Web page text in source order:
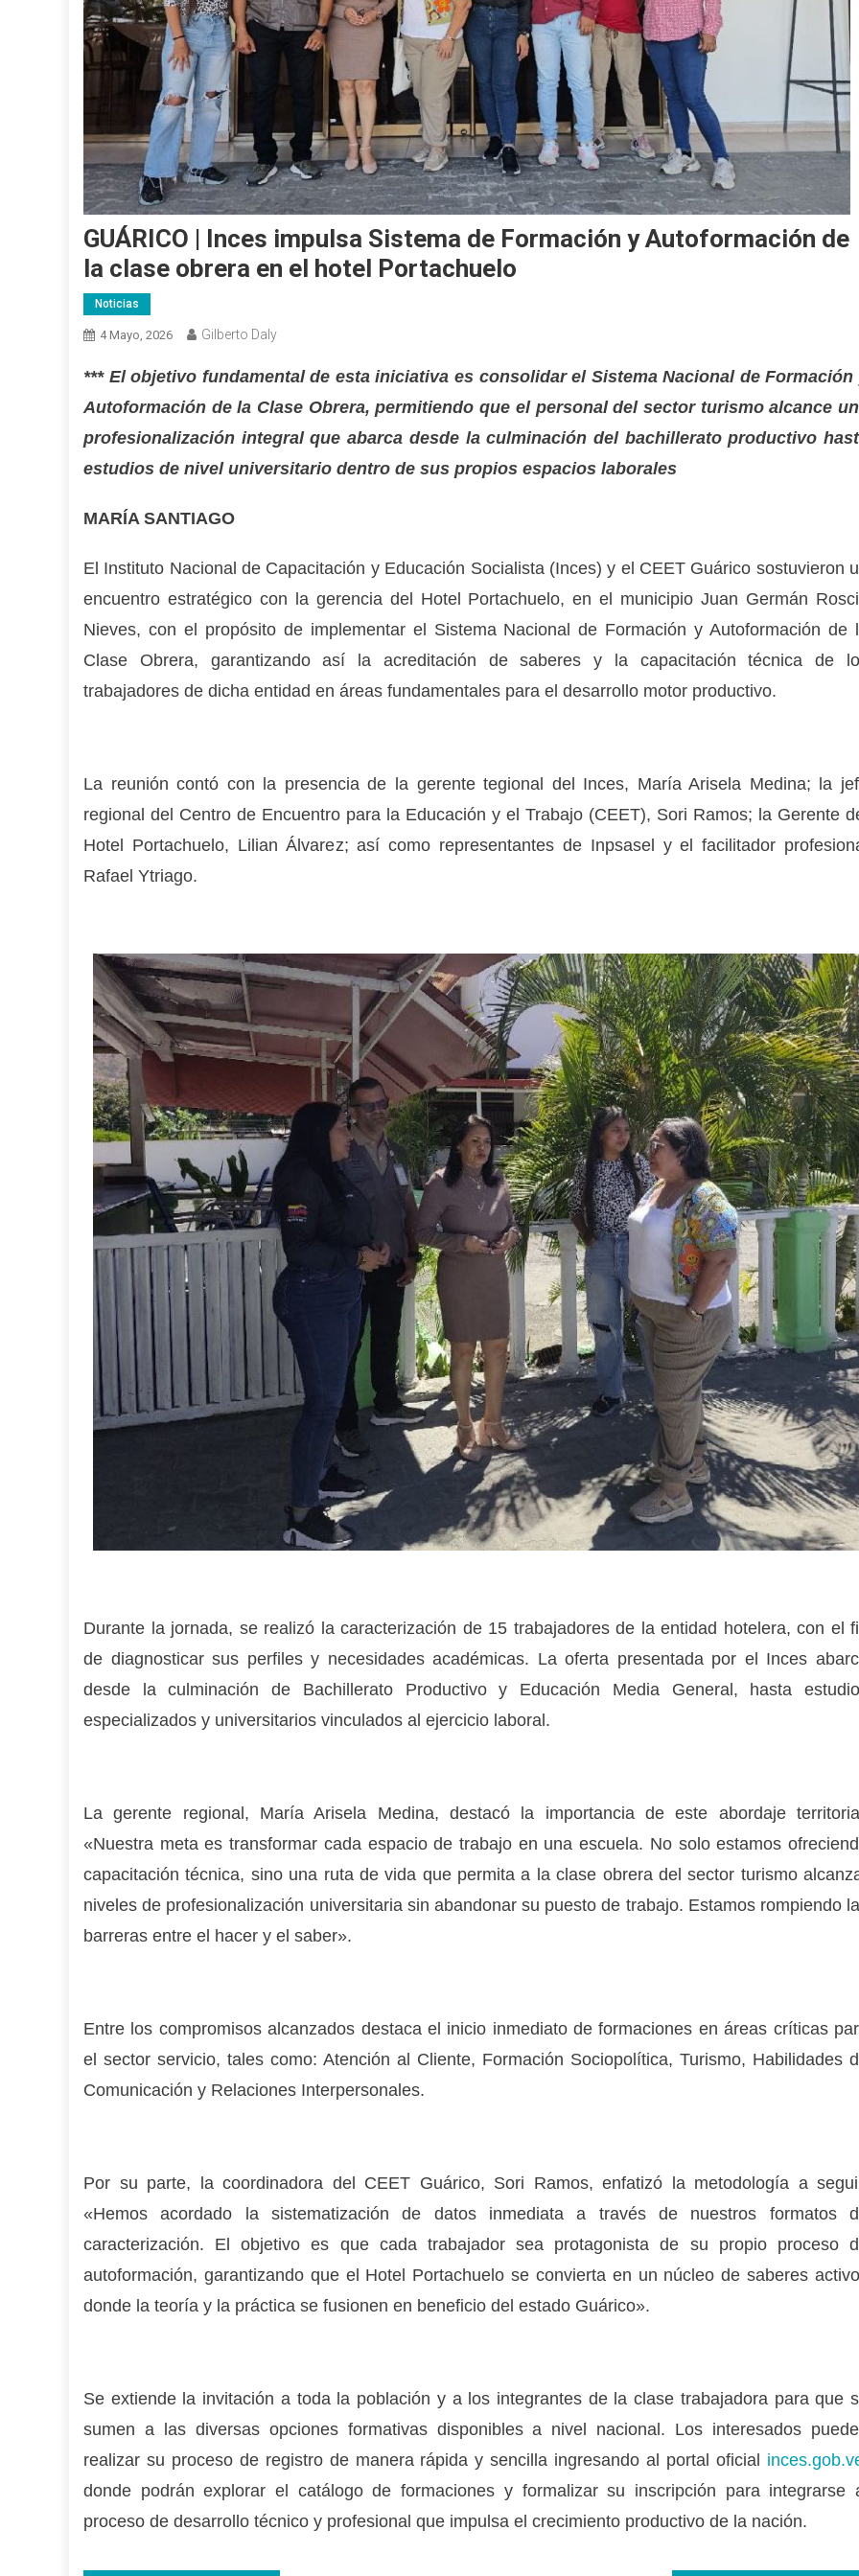
GUÁRICO | Inces impulsa Sistema de Formación y Autoformación de
la clase obrera en el hotel Portachuelo
Noticias
4 Mayo, 2026 Gilberto Daly
*** El objetivo fundamental de esta iniciativa es consolidar el Sistema Nacional de Formación
Autoformación de la Clase Obrera, permitiendo que el personal del sector turismo alcance
profesionalización integral que abarca desde la culminación del bachillerato productivo
estudios de nivel universitario dentro de sus propios espacios laborales
MARÍA SANTIAGO
El Instituto Nacional de Capacitación y Educación Socialista (Inces) y el CEET Guárico sostuvieron
encuentro estratégico con la gerencia del Hotel Portachuelo, en el municipio Juan Germán
Nieves, con el propósito de implementar el Sistema Nacional de Formación y Autoformación de
Clase Obrera, garantizando así la acreditación de saberes y la capacitación técnica de
trabajadores de dicha entidad en áreas fundamentales para el desarrollo motor productivo.
La reunión contó con la presencia de la gerente tegional del Inces, María Arisela Medina; la
regional del Centro de Encuentro para la Educación y el Trabajo (CEET), Sori Ramos; la Gerente
Hotel Portachuelo, Lilian Álvarez; así como representantes de Inpsasel y el facilitador
Rafael Ytriago.
Durante la jornada, se realizó la caracterización de 15 trabajadores de la entidad hotelera, con el
de diagnosticar sus perfiles y necesidades académicas. La oferta presentada por el Inces
desde la culminación de Bachillerato Productivo y Educación Media General, hasta
especializados y universitarios vinculados al ejercicio laboral.
La gerente regional, María Arisela Medina, destacó la importancia de este abordaje
«Nuestra meta es transformar cada espacio de trabajo en una escuela. No solo estamos
capacitación técnica, sino una ruta de vida que permita a la clase obrera del sector turismo
niveles de profesionalización universitaria sin abandonar su puesto de trabajo. Estamos rompiendo
barreras entre el hacer y el saber».
Entre los compromisos alcanzados destaca el inicio inmediato de formaciones en áreas críticas
el sector servicio, tales como: Atención al Cliente, Formación Sociopolítica, Turismo, Habilidades
Comunicación y Relaciones Interpersonales.
Por su parte, la coordinadora del CEET Guárico, Sori Ramos, enfatizó la metodología a
«Hemos acordado la sistematización de datos inmediata a través de nuestros formatos
caracterización. El objetivo es que cada trabajador sea protagonista de su propio proceso
autoformación, garantizando que el Hotel Portachuelo se convierta en un núcleo de saberes
donde la teoría y la práctica se fusionen en beneficio del estado Guárico».
Se extiende la invitación a toda la población y a los integrantes de la clase trabajadora para que
sumen a las diversas opciones formativas disponibles a nivel nacional. Los interesados
realizar su proceso de registro de manera rápida y sencilla ingresando al portal oficial
donde podrán explorar el catálogo de formaciones y formalizar su inscripción para integrarse
proceso de desarrollo técnico y profesional que impulsa el crecimiento productivo de la nación.